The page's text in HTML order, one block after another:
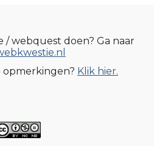
/ webquest doen? Ga naar
opmerkingen? Klik hier.